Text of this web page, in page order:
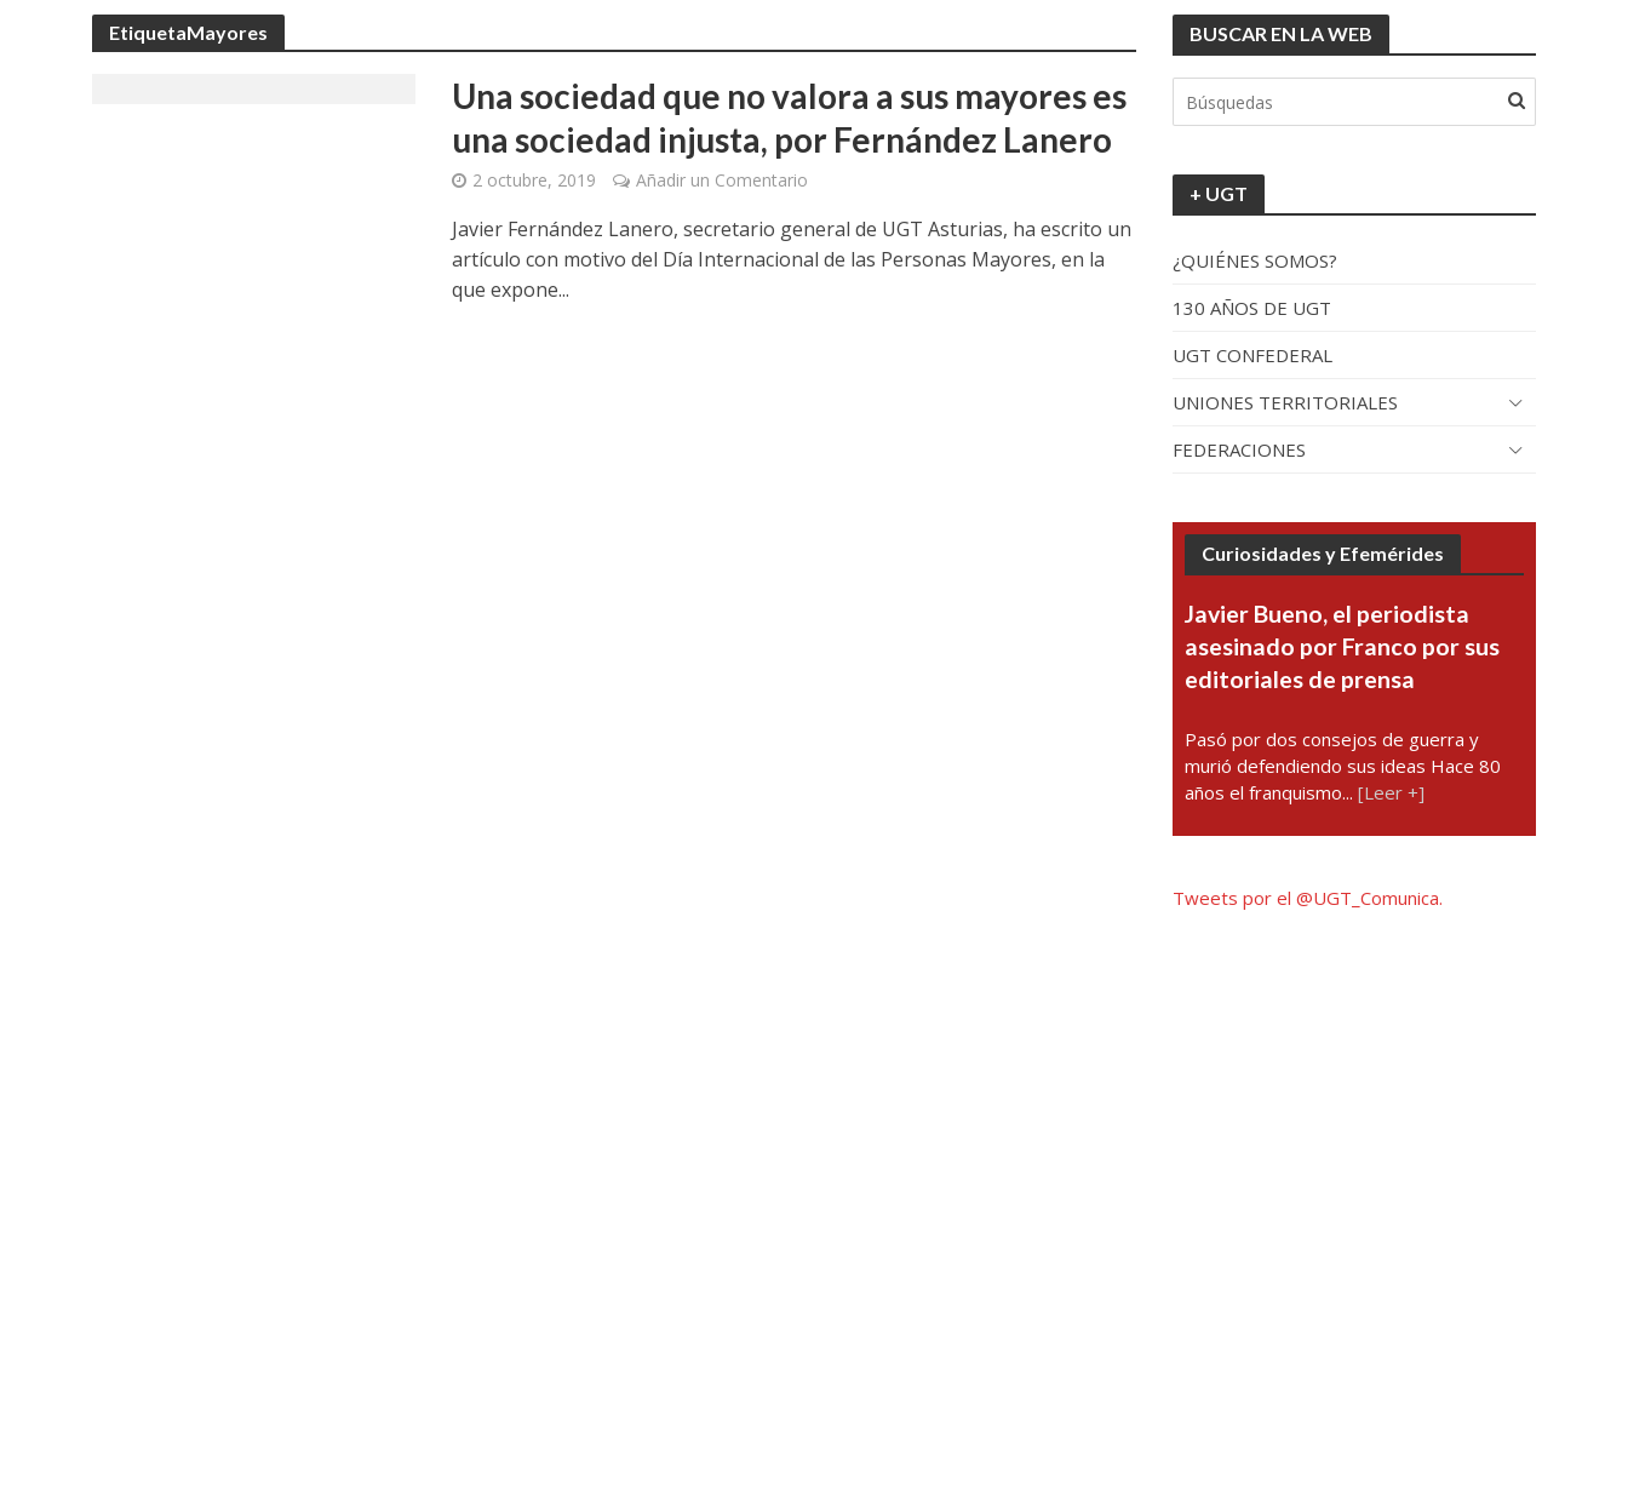
EtiquetaMayores
Una sociedad que no valora a sus mayores es
una sociedad injusta, por Fernández Lanero
2 octubre, 2019 Añadir un Comentario
Javier Fernández Lanero, secretario general de UGT Asturias, ha escrito un
artículo con motivo del Día Internacional de las Personas Mayores, en la
que expone...
BUSCAR EN LA WEB
+ UGT
¿QUIÉNES SOMOS?
130 AÑOS DE UGT
UGT CONFEDERAL
UNIONES TERRITORIALES
FEDERACIONES
Curiosidades y Efemérides
Javier Bueno, el periodista
asesinado por Franco por sus
editoriales de prensa
Pasó por dos consejos de guerra y
murió defendiendo sus ideas Hace 80
años el franquismo...[Leer +]
Tweets por el @UGT_Comunica.